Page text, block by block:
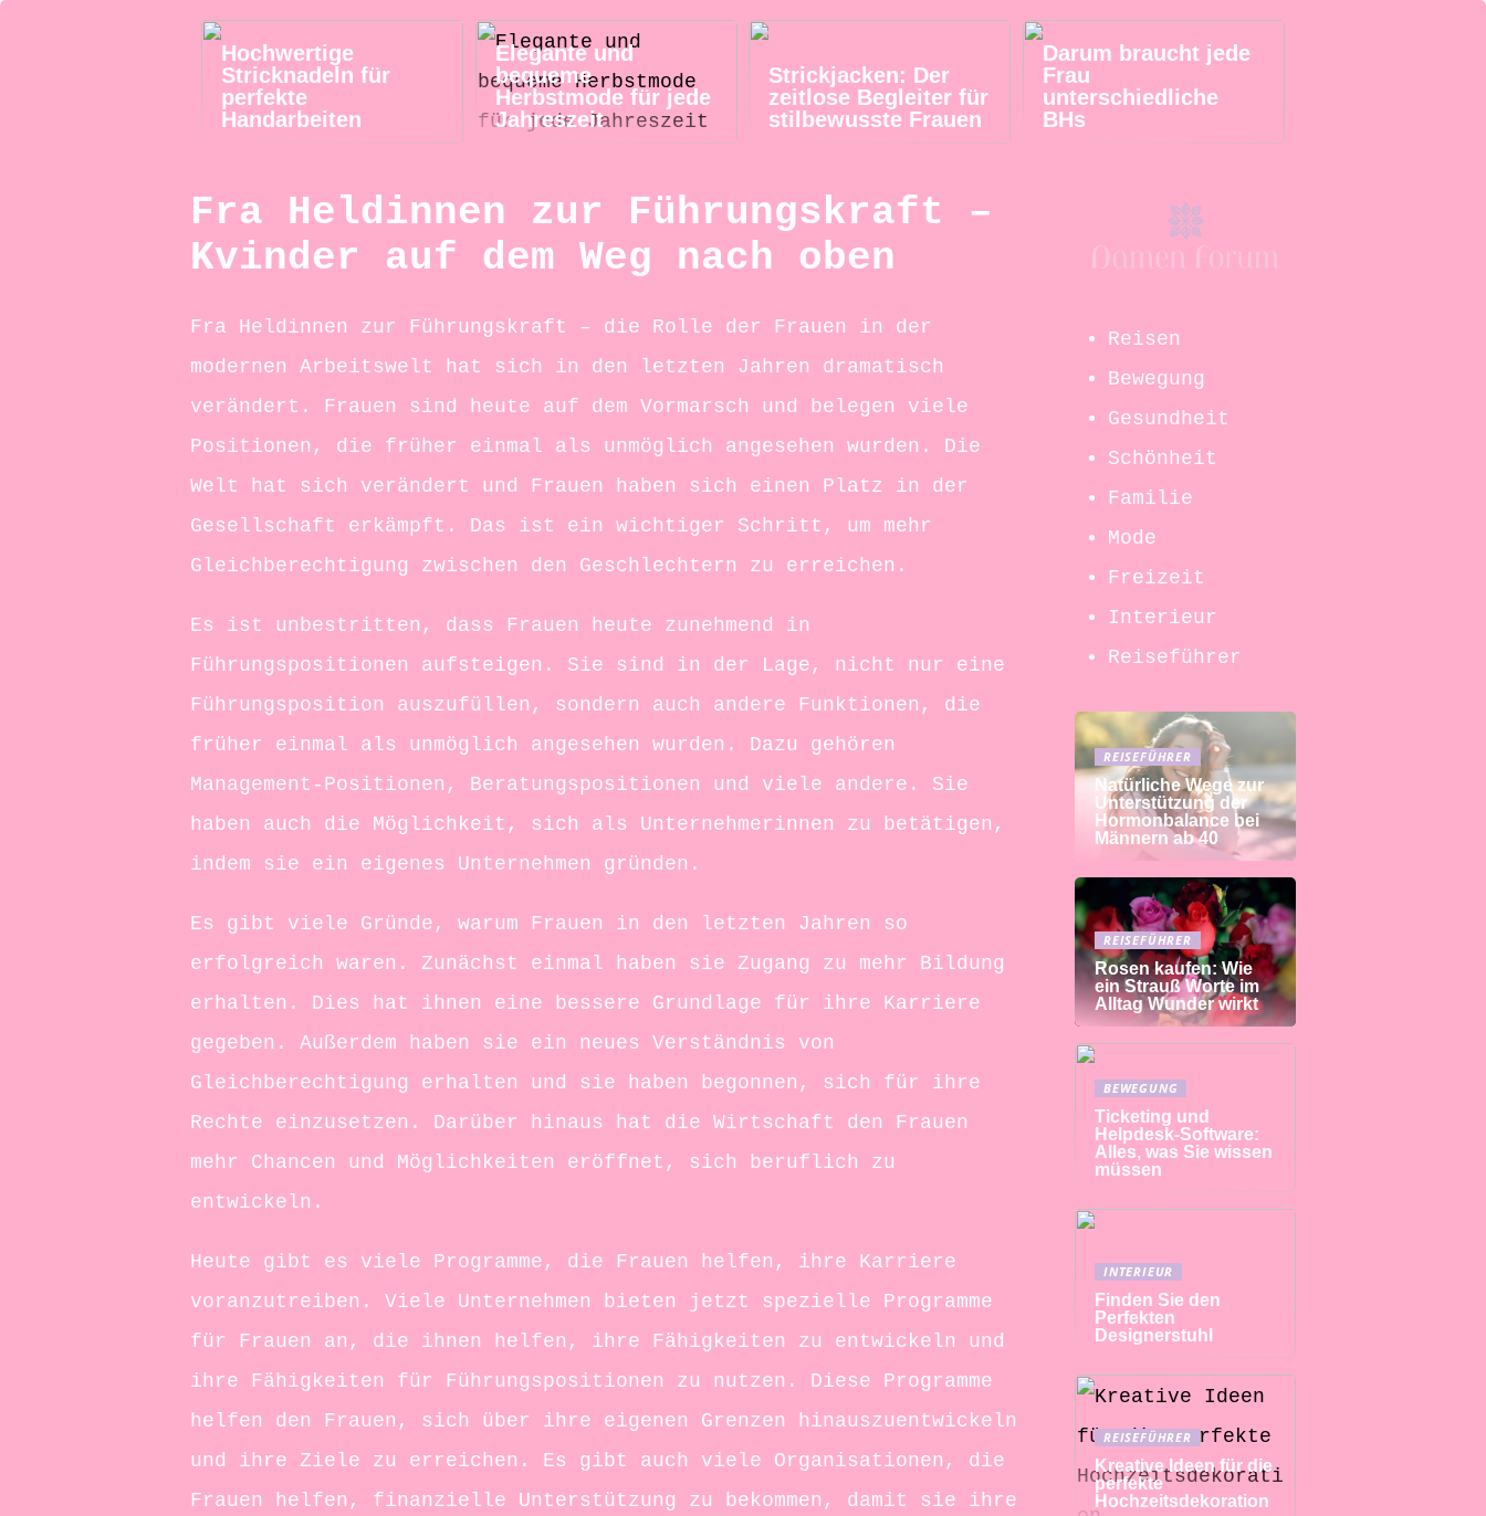
Hochwertige
Stricknadeln für
perfekte
Handarbeiten
Elegante und
bequeme
Herbstmode für jede
Jahreszeit
Strickjacken: Der
zeitlose Begleiter für
stilbewusste Frauen
Darum braucht jede
Frau
unterschiedliche
BHs
Fra Heldinnen zur Führungskraft –
Kvinder auf dem Weg nach oben
Fra Heldinnen zur Führungskraft – die Rolle der Frauen in der
modernen Arbeitswelt hat sich in den letzten Jahren dramatisch
verändert. Frauen sind heute auf dem Vormarsch und belegen viele
Positionen, die früher einmal als unmöglich angesehen wurden. Die
Welt hat sich verändert und Frauen haben sich einen Platz in der
Gesellschaft erkämpft. Das ist ein wichtiger Schritt, um mehr
Gleichberechtigung zwischen den Geschlechtern zu erreichen.
Es ist unbestritten, dass Frauen heute zunehmend in
Führungspositionen aufsteigen. Sie sind in der Lage, nicht nur eine
Führungsposition auszufüllen, sondern auch andere Funktionen, die
früher einmal als unmöglich angesehen wurden. Dazu gehören
Management-Positionen, Beratungspositionen und viele andere. Sie
haben auch die Möglichkeit, sich als Unternehmerinnen zu betätigen,
indem sie ein eigenes Unternehmen gründen.
Es gibt viele Gründe, warum Frauen in den letzten Jahren so
erfolgreich waren. Zunächst einmal haben sie Zugang zu mehr Bildung
erhalten. Dies hat ihnen eine bessere Grundlage für ihre Karriere
gegeben. Außerdem haben sie ein neues Verständnis von
Gleichberechtigung erhalten und sie haben begonnen, sich für ihre
Rechte einzusetzen. Darüber hinaus hat die Wirtschaft den Frauen
mehr Chancen und Möglichkeiten eröffnet, sich beruflich zu
entwickeln.
Heute gibt es viele Programme, die Frauen helfen, ihre Karriere
voranzutreiben. Viele Unternehmen bieten jetzt spezielle Programme
für Frauen an, die ihnen helfen, ihre Fähigkeiten zu entwickeln und
ihre Fähigkeiten für Führungspositionen zu nutzen. Diese Programme
helfen den Frauen, sich über ihre eigenen Grenzen hinauszuentwickeln
und ihre Ziele zu erreichen. Es gibt auch viele Organisationen, die
Frauen helfen, finanzielle Unterstützung zu bekommen, damit sie ihre
Reisen
Bewegung
Gesundheit
Schönheit
Familie
Mode
Freizeit
Interieur
Reiseführer
REISEFÜHRER
Natürliche Wege zur
Unterstützung der
Hormonbalance bei
Männern ab 40
REISEFÜHRER
Rosen kaufen: Wie
ein Strauß Worte im
Alltag Wunder wirkt
BEWEGUNG
Ticketing und
Helpdesk-Software:
Alles, was Sie wissen
müssen
INTERIEUR
Finden Sie den
Perfekten
Designerstuhl
REISEFÜHRER
Kreative Ideen für die
perfekte
Hochzeitsdekoration